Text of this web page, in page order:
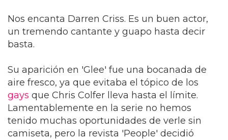
Nos encanta Darren Criss. Es un buen actor,
un tremendo cantante y guapo hasta decir
basta.
Su aparición en 'Glee' fue una bocanada de
aire fresco, ya que evitaba el tópico de los
gays que Chris Colfer lleva hasta el límite.
Lamentablemente en la serie no hemos
tenido muchas oportunidades de verle sin
camiseta, pero la revista 'People' decidió